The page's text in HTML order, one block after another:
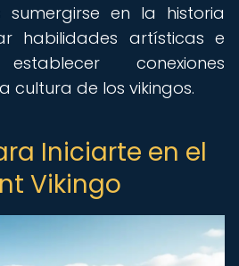
en la historia
habilidades artísticas e
conexiones
cultura de los vikingos.
Iniciarte en el
Vikingo